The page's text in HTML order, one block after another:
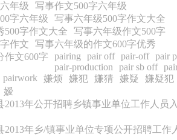
年级
写事作文500字六年级
字六年级
写事六年级500字作文大全
500字作文大全
写事六年级作文500字
作文
写事六年级的作文600字优秀
作文600字
pairing pair off pair-off pair
pair-production
pair sb off
pairwork 嫌烦 嫌犯 嫌猜 嫌疑
嫌疑犯
嫒
2013年公开招聘乡镇事业单位工作人员
2013年乡/镇事业单位专项公开招聘工作